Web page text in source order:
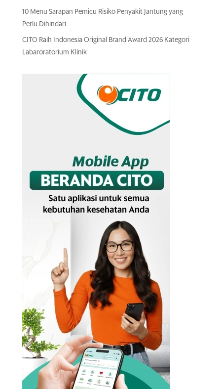
10 Menu Sarapan Pemicu Risiko Penyakit Jantung yang
Perlu Dihindari
CITO Raih Indonesia Original Brand Award 2026 Kategori
Labaroratorium Klinik